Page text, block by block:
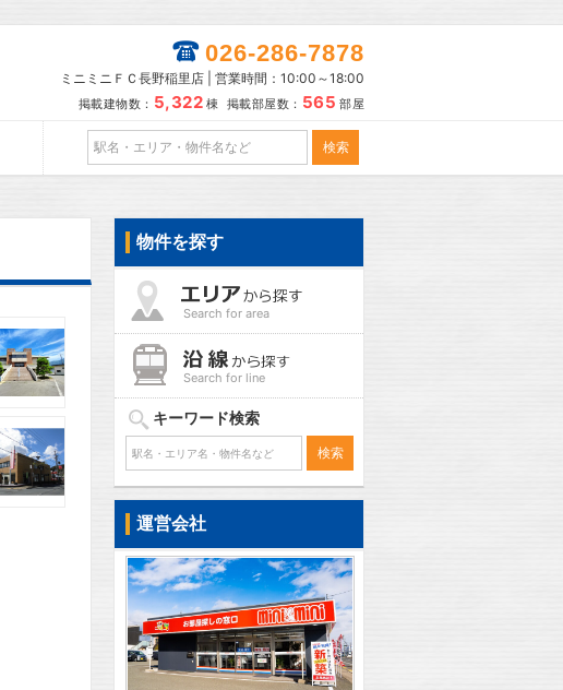
026-286-7878
ミニミニＦＣ長野稲里店 | 営業時間：10:00～18:00
掲載建物数： 5,322 棟 掲載部屋数： 565 部屋
物件を探す
Search for area
Search for line
キーワード検索
運営会社